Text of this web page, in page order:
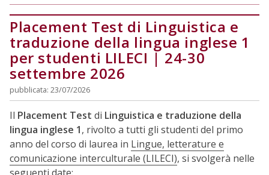
Placement Test di Linguistica e
traduzione della lingua inglese 1
per studenti LILECI | 24-30
settembre 2026
pubblicata: 23/07/2026
Il Placement Test di Linguistica e traduzione della
lingua inglese 1, rivolto a tutti gli studenti del primo
anno del corso di laurea in Lingue, letterature e
comunicazione interculturale (LILECI), si svolgerà nelle